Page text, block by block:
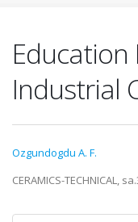
Industrial
Ozgundogdu A. F.
CERAMICS-TECHNICAL,